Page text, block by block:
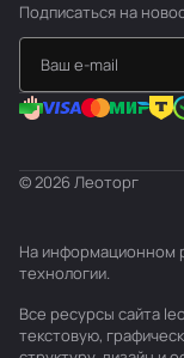
Подписаться на
© 2026 Леоторг
На информационном
технологии.
Все ресурсы сайта
текстовую,